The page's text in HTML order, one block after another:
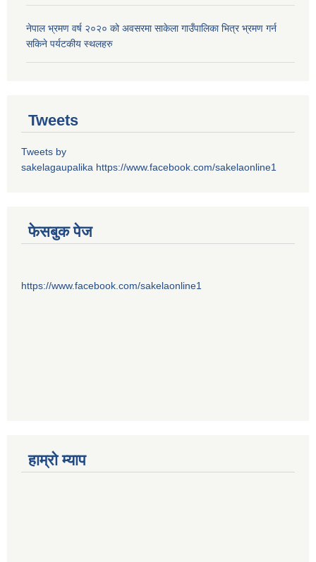
नेपाल भ्रमण वर्ष २०२० को अवसरमा साकेला गाउँपालिका भित्र भ्रमण गर्न
सकिने पर्यटकीय स्थलहरु
Tweets
Tweets by
sakelagaupalika https://www.facebook.com/sakelaonline1
फेसबुक पेज
https://www.facebook.com/sakelaonline1
हाम्राे म्याप